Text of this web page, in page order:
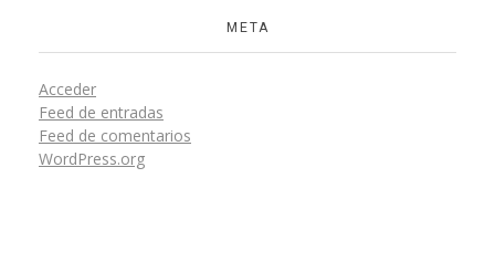
META
Acceder
Feed de entradas
Feed de comentarios
WordPress.org